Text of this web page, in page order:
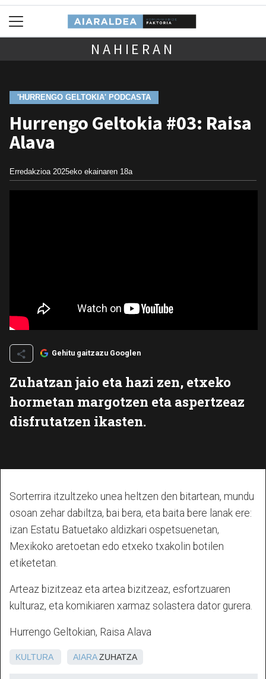
NAHIERAN
'HURRENGO GELTOKIA' PODCASTA
Hurrengo Geltokia #03: Raisa
Alava
Erredakzioa 2025eko ekainaren 18a
Gehitu gaitzazu Googlen
Zuhatzan jaio eta hazi zen, etxeko
hormetan margotzen eta aspertzeaz
disfrutatzen ikasten.
Sorterrira itzultzeko unea heltzen den bitartean, mundu
osoan zehar dabiltza, bai bera, eta baita bere lanak ere:
izan Estatu Batuetako aldizkari ospetsuenetan,
Mexikoko aretoetan edo etxeko txakolin botilen
etiketetan.
Arteaz bizitzeaz eta artea bizitzeaz, esfortzuaren
kulturaz, eta komikiaren xarmaz solastera dator gurera.
Hurrengo Geltokian, Raisa Alava
KULTURA AIARAZUHATZA